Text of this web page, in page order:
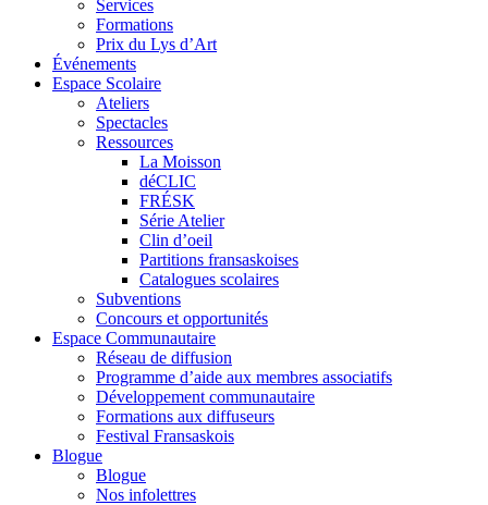
Services
Formations
Prix du Lys d’Art
Événements
Espace Scolaire
Ateliers
Spectacles
Ressources
La Moisson
déCLIC
FRÉSK
Série Atelier
Clin d’oeil
Partitions fransaskoises
Catalogues scolaires
Subventions
Concours et opportunités
Espace Communautaire
Réseau de diffusion
Programme d’aide aux membres associatifs
Développement communautaire
Formations aux diffuseurs
Festival Fransaskois
Blogue
Blogue
Nos infolettres